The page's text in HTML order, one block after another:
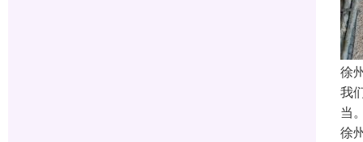
徐
我
当
徐